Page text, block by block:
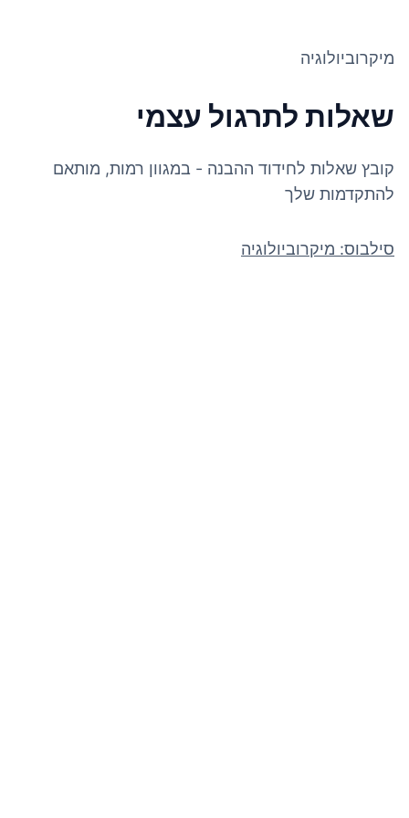
מיקרוביולוגיה
שאלות לתרגול עצמי
קובץ שאלות לחידוד ההבנה - במגוון רמות, מותאם
להתקדמות שלך
סילבוס: מיקרוביולוגיה